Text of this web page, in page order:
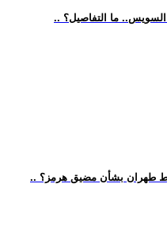
طهران بشأن مضيق هرمز؟